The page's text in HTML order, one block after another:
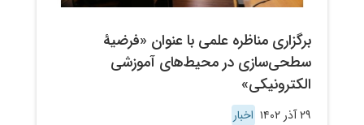
برگزاری مناظره علمی با عنوان «فرضیۀ
سطحی‌سازی در محیط‌های آموزشی
الکترونیکی»
۲۹ آذر ۱۴۰۲ اخبار